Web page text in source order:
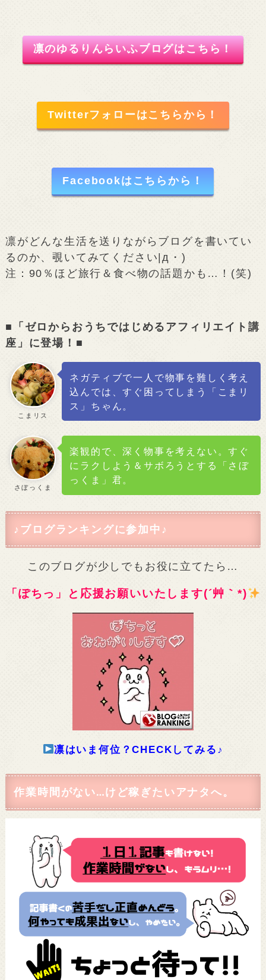
凛のゆるりんらいふブログはこちら！
Twitterフォローはこちらから！
Facebookはこちらから！
凛がどんな生活を送りながらブログを書いてい
るのか、覗いてみてください|д・)
注：90％ほど旅行＆食べ物の話題かも…！(笑)
■「ゼロからおうちではじめるアフィリエイト講
座」に登場！■
こまリス
ネガティブで一人で物事を難しく考え
込んでは、すぐ困ってしまう「こまリ
ス」ちゃん。
さぼっくま
楽観的で、深く物事を考えない。すぐ
にラクしよう＆サボろうとする「さぼ
っくま」君。
♪ブログランキングに参加中♪
このブログが少しでもお役に立てたら…
「ぽちっ」と応援お願いいたします(´艸｀*)
凛はいま何位？CHECKしてみる♪
作業時間がない…けど稼ぎたいアナタへ。